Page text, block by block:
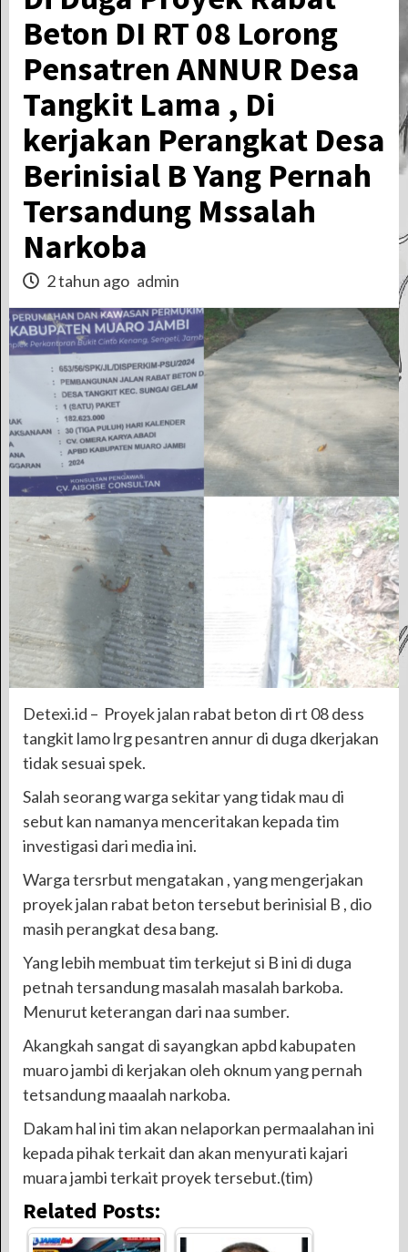
Beton DI RT 08 Lorong
Pensatren ANNUR Desa
Tangkit Lama , Di
kerjakan Perangkat Desa
Berinisial B Yang Pernah
Tersandung Mssalah
Narkoba
2 tahun ago admin
Detexi.id – Proyek jalan rabat beton di rt 08 dess
tangkit lamo lrg pesantren annur di duga dkerjakan
tidak sesuai spek.
Salah seorang warga sekitar yang tidak mau di
sebut kan namanya menceritakan kepada tim
investigasi dari media ini.
Warga tersrbut mengatakan , yang mengerjakan
proyek jalan rabat beton tersebut berinisial B , dio
masih perangkat desa bang.
Yang lebih membuat tim terkejut si B ini di duga
petnah tersandung masalah masalah barkoba.
Menurut keterangan dari naa sumber.
Akangkah sangat di sayangkan apbd kabupaten
muaro jambi di kerjakan oleh oknum yang pernah
tetsandung maaalah narkoba.
Dakam hal ini tim akan nelaporkan permaalahan ini
kepada pihak terkait dan akan menyurati kajari
muara jambi terkait proyek tersebut.(tim)
Related Posts: